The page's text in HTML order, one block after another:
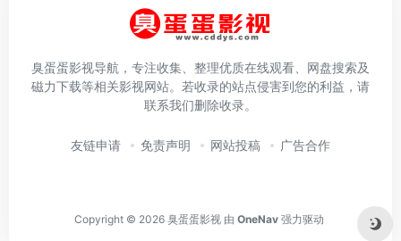
臭蛋蛋影视导航，专注收集、整理优质在线观看、网盘搜索及
磁力下载等相关影视网站。若收录的站点侵害到您的利益，请
联系我们删除收录。
友链申请 免责声明 网站投稿 广告合作
Copyright © 2026 臭蛋蛋影视 由 OneNav 强力驱动